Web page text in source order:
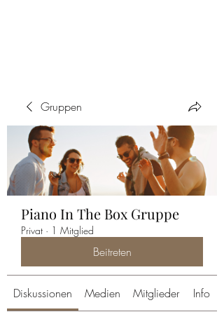
Gruppen
Piano In The Box Gruppe
Privat · 1 Mitglied
Beitreten
Diskussionen Medien Mitglieder Info